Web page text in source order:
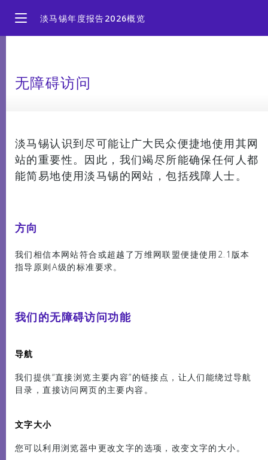
直
接
浏
淡马锡年度报告2026概览
董事长报告摘录
业绩与投资组合
我们的团队
社群尽责治理
媒体中心
无障碍访问
淡马锡认识到尽可能让广大民众便捷地使用其网
站的重要性。因此，我们竭尽所能确保任何人都
能简易地使用淡马锡的网站，包括残障人士。
方向
我们相信本网站符合或超越了万维网联盟便捷使用2.1版本
指导原则A级的标准要求。
我们的无障碍访问功能
导航
我们提供“直接浏览主要内容”的链接点，让人们能绕过导航
目录，直接访问网页的主要内容。
文字大小
您可以利用浏览器中更改文字的选项，改变文字的大小。